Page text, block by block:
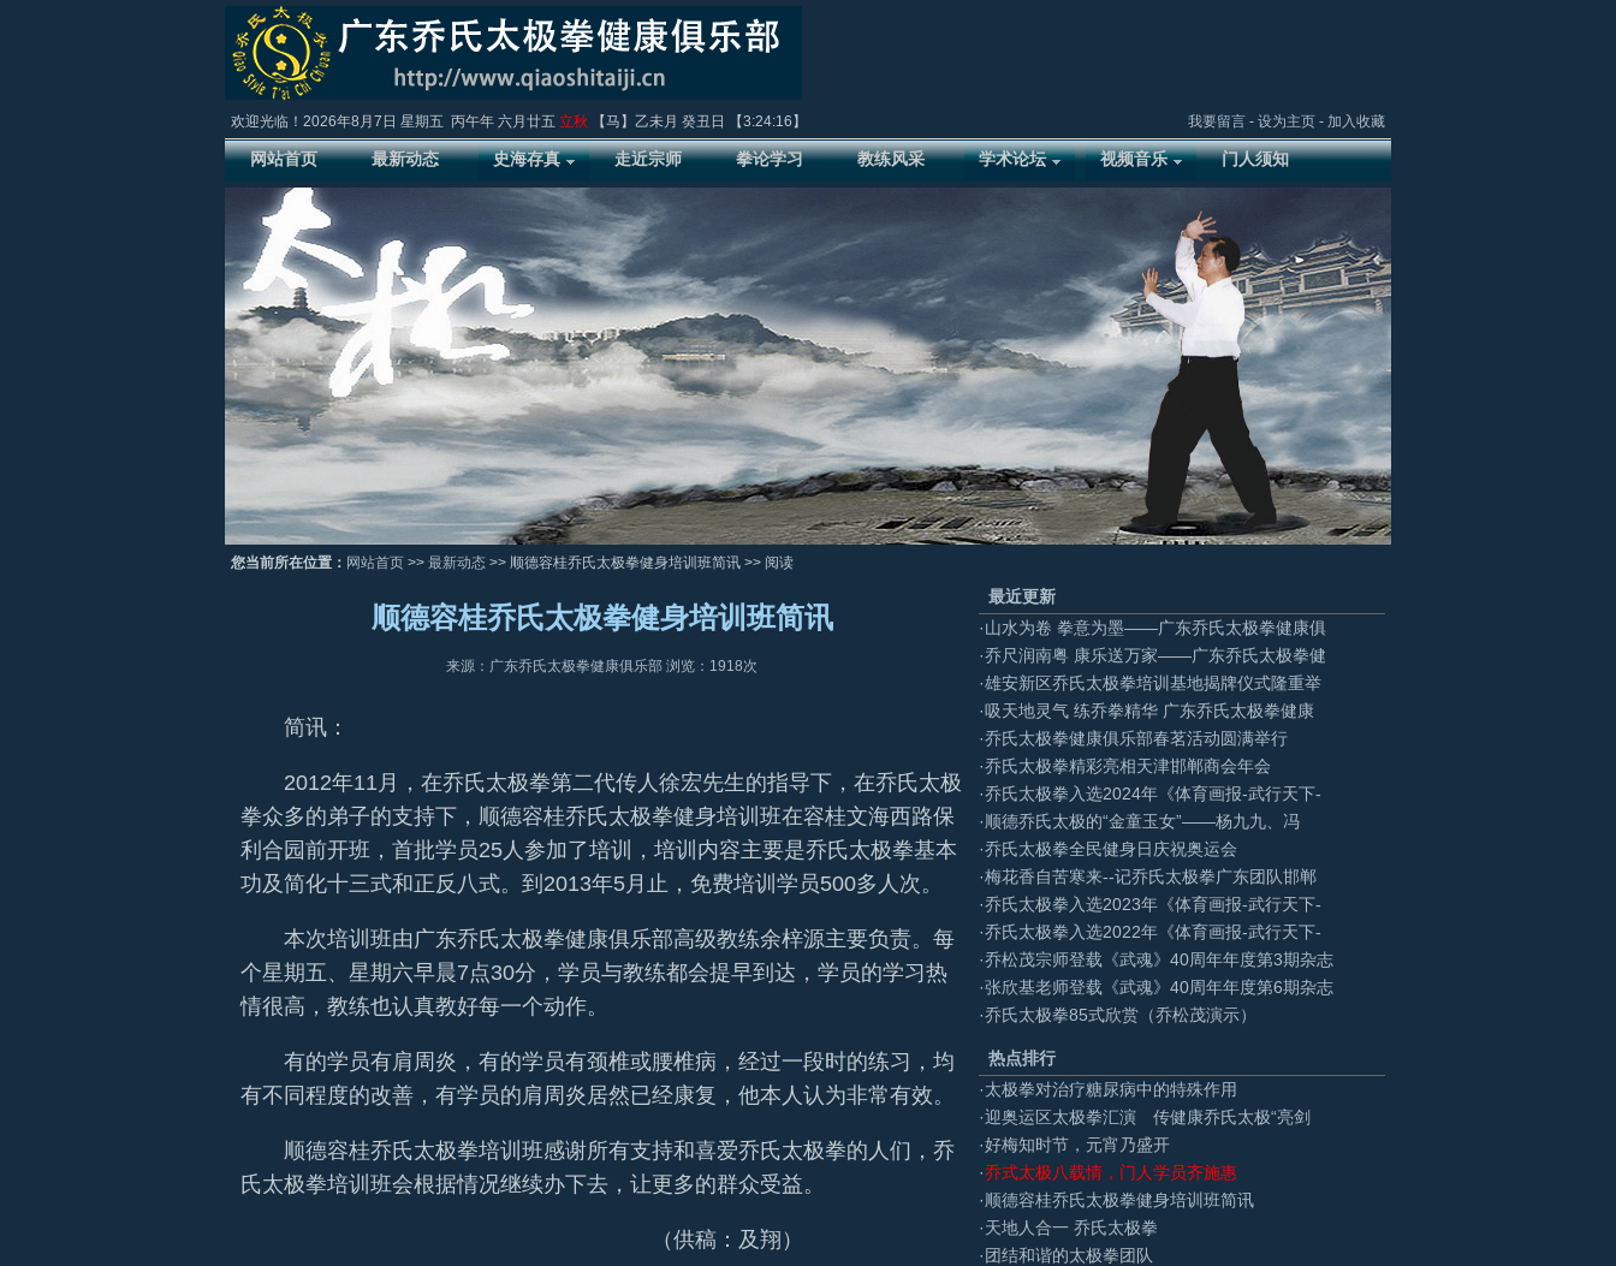
欢迎光临！ 2026年8月7日 星期五 丙午年 六月廿五 立秋 【马】乙未月 癸丑日 【3:24:17 】 我要留言 - 设为主页 - 加入收藏
网站首页 最新动态 史海存真 走近宗师 拳论学习 教练风采 学术论坛 视频音乐 门人须知
您当前所在位置： 网站首页 >> 最新动态 >> 顺德容桂乔氏太极拳健身培训班简讯 >> 阅读
顺德容桂乔氏太极拳健身培训班简讯
来源：广东乔氏太极拳健康俱乐部 浏览： 1918次
简讯：
2012年11月，在乔氏太极拳第二代传人徐宏先生的指导下，在乔氏太极
拳众多的弟子的支持下，顺德容桂乔氏太极拳健身培训班在容桂文海西路保
利合园前开班，首批学员25人参加了培训，培训内容主要是乔氏太极拳基本
功及简化十三式和正反八式。到2013年5月止，免费培训学员500多人次。
本次培训班由广东乔氏太极拳健康俱乐部高级教练余梓源主要负责。每
个星期五、星期六早晨7点30分，学员与教练都会提早到达，学员的学习热
情很高，教练也认真教好每一个动作。
有的学员有肩周炎，有的学员有颈椎或腰椎病，经过一段时的练习，均
有不同程度的改善，有学员的肩周炎居然已经康复，他本人认为非常有效。
顺德容桂乔氏太极拳培训班感谢所有支持和喜爱乔氏太极拳的人们，乔
氏太极拳培训班会根据情况继续办下去，让更多的群众受益。
（供稿：及翔）
最近更新
·山水为卷 拳意为墨——广东乔氏太极拳健康俱
·乔尺润南粤 康乐送万家——广东乔氏太极拳健
·雄安新区乔氏太极拳培训基地揭牌仪式隆重举
·吸天地灵气 练乔拳精华 广东乔氏太极拳健康
·乔氏太极拳健康俱乐部春茗活动圆满举行
·乔氏太极拳精彩亮相天津邯郸商会年会
·乔氏太极拳入选2024年《体育画报-武行天下-
· 顺德乔氏太极的“金童玉女”——杨九九、冯
·乔氏太极拳全民健身日庆祝奥运会
·梅花香自苦寒来--记乔氏太极拳广东团队邯郸
·乔氏太极拳入选2023年《体育画报-武行天下-
·乔氏太极拳入选2022年《体育画报-武行天下-
·乔松茂宗师登载《武魂》40周年年度第3期杂志
·张欣基老师登载《武魂》40周年年度第6期杂志
·乔氏太极拳85式欣赏（乔松茂演示）
热点排行
·太极拳对治疗糖尿病中的特殊作用
·迎奥运区太极拳汇演 传健康乔氏太极“亮剑
·好梅知时节，元宵乃盛开
·乔式太极八载情，门人学员齐施惠
· 顺德容桂乔氏太极拳健身培训班简讯
·天地人合一 乔氏太极拳
· 团结和谐的太极拳团队